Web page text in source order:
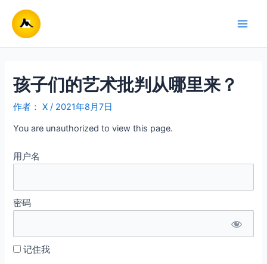
孩子们的艺术批判从哪里来？
作者： X/ 2021年8月7日
You are unauthorized to view this page.
用户名
密码
记住我